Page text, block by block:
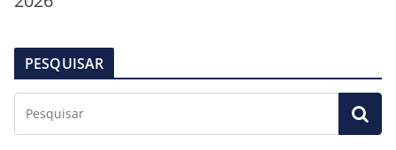
PESQUISAR